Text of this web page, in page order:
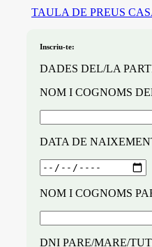
TAULA DE PREUS
Inscriu-te:
DADES DEL/LA
NOM I COGNOMS
DATA DE
NOM I COGNOMS
DNI PARE/MARE/